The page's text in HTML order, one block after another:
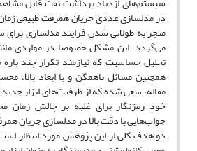
در مدلسازی عددی جریان همرفت طبیعی
منجر به طولانی شدن فرایند مدلسازی
می‌گردد. این مشکل خصوصا در مواردی
تحلیل حساسیت که نیازمند تکرار چند
همچنین مسائل ناهمگن و با ابعاد بالا،
مقاله، سعی شده که از ظرفیت‌های ابزار
خود رمزنگار برای غلبه بر چالش زمان
جواب‌هایی با دقت بالا در مدلسازی جریان